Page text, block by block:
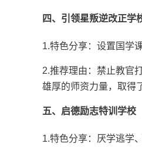
四、引领星叛逆改正学
1.特色分享：设置国学
2.推荐理由：禁止教官
雄厚的师资力量，取得
五、启德励志特训学校
1.特色分享：厌学逃学